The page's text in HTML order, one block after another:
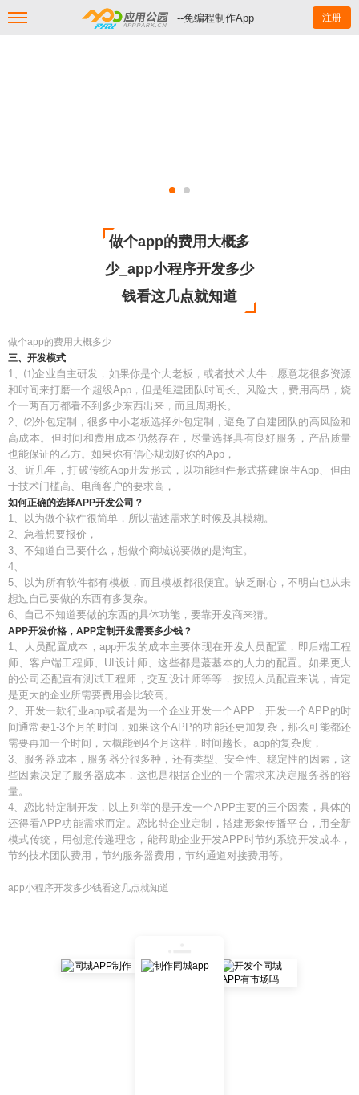
--免编程制作App 注册
做个app的费用大概多
少_app小程序开发多少
钱看这几点就知道
做个app的费用大概多少
三、开发模式
1、⑴企业自主研发，如果你是个大老板，或者技术大牛，愿意花很多资源
和时间来打磨一个超级App，但是组建团队时间长、风险大，费用高昂，烧
个一两百万都看不到多少东西出来，而且周期长。
2、⑵外包定制，很多中小老板选择外包定制，避免了自建团队的高风险和
高成本。但时间和费用成本仍然存在，尽量选择具有良好服务，产品质量
也能保证的乙方。如果你有信心规划好你的App，
3、近几年，打破传统App开发形式，以功能组件形式搭建原生App、但由
于技术门槛高、电商客户的要求高，
如何正确的选择APP开发公司？
1、以为做个软件很简单，所以描述需求的时候及其模糊。
2、急着想要报价，
3、不知道自己要什么，想做个商城说要做的是淘宝。
4、
5、以为所有软件都有模板，而且模板都很便宜。缺乏耐心，不明白也从未
想过自己要做的东西有多复杂。
6、自己不知道要做的东西的具体功能，要靠开发商来猜。
APP开发价格，APP定制开发需要多少钱？
1、人员配置成本，app开发的成本主要体现在开发人员配置，即后端工程
师、客户端工程师、UI设计师、这些都是蕞基本的人力的配置。如果更大
的公司还配置有测试工程师，交互设计师等等，按照人员配置来说，肯定
是更大的企业所需要费用会比较高。
2、开发一款行业app或者是为一个企业开发一个APP，开发一个APP的时
间通常要1-3个月的时间，如果这个APP的功能还更加复杂，那么可能都还
需要再加一个时间，大概能到4个月这样，时间越长。app的复杂度，
3、服务器成本，服务器分很多种，还有类型、安全性、稳定性的因素，这
些因素决定了服务器成本，这也是根据企业的一个需求来决定服务器的容
量。
4、恋比特定制开发，以上列举的是开发一个APP主要的三个因素，具体的
还得看APP功能需求而定。恋比特企业定制，搭建形象传播平台，用全新
模式传统，用创意传递理念，能帮助企业开发APP时节约系统开发成本，
节约技术团队费用，节约服务器费用，节约通道对接费用等。
app小程序开发多少钱看这几点就知道